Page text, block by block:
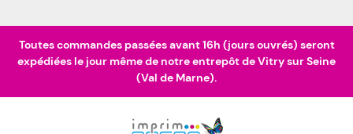
Toutes commandes passées avant 16h (jours ouvrés) seront
expédiées le jour même de notre entrepôt de Vitry sur Seine
(Val de Marne).